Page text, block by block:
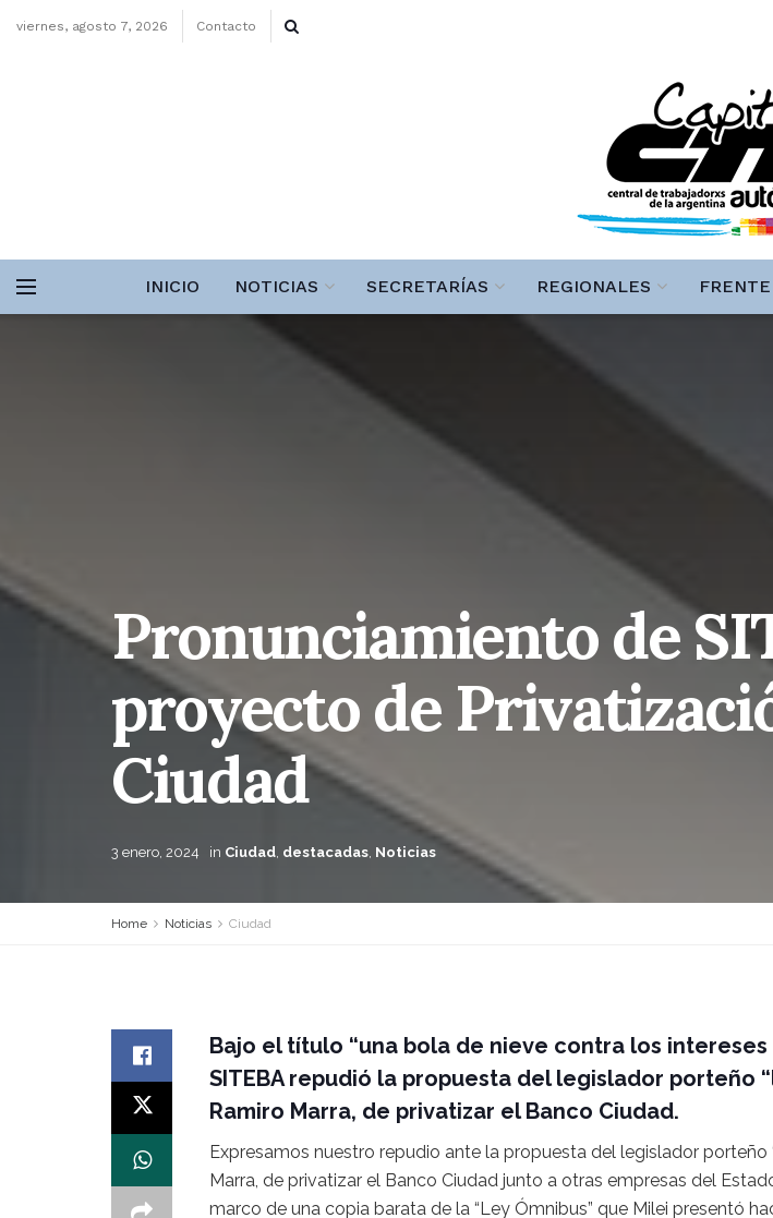
viernes, agosto 7, 2026 Contacto
INICIO NOTICIAS SECRETARÍAS REGIONALES
Pronunciamiento de
proyecto de
Ciudad
3 enero, 2024 in Ciudad, destacadas, Noticias
Home Noticias Ciudad
Bajo el título “una bola de nieve contra los intereses
SITEBA repudió la propuesta del legislador porteño
Ramiro Marra, de privatizar el Banco Ciudad.
Expresamos nuestro repudio ante la propuesta del legislador porteño
Marra, de privatizar el Banco Ciudad junto a otras empresas del
marco de una copia barata de la “Ley Ómnibus” que Milei presentó